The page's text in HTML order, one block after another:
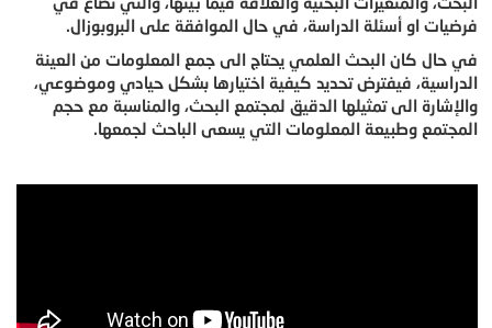
فرضيات او أسئلة الدراسة، في حال الموافقة على البروبوزال.
في حال كان البحث العلمي يحتاج الى جمع المعلومات من العينة
الدراسية، فيفترض تحديد كيفية اختيارها بشكل حيادي وموضوعي،
والإشارة الى تمثيلها الدقيق لمجتمع البحث، والمناسبة مع حجم
المجتمع وطبيعة المعلومات التي يسعى الباحث لجمعها.